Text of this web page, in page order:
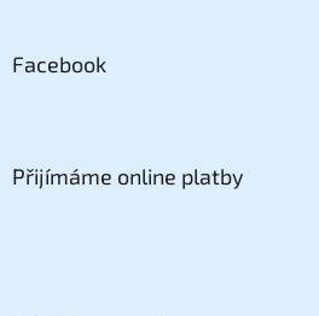
Facebook
Přijímáme online platby